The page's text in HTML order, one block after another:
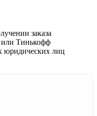
заказа
или Тинькофф
юридических лиц